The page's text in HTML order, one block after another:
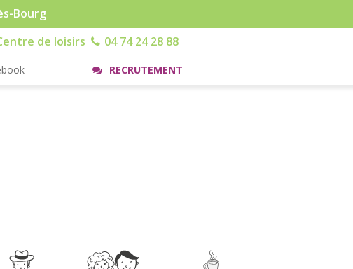
Bourg
de loisirs 04 74 24 28 88
RECRUTEMENT